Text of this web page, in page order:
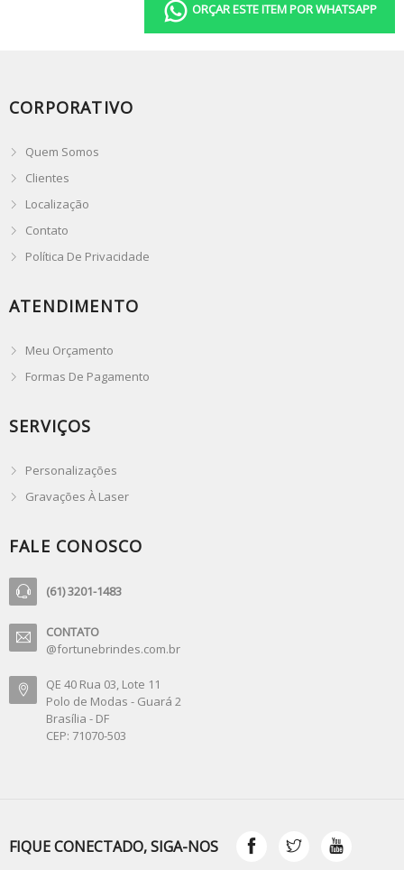
ORÇAR ESTE ITEM POR WHATSAPP
CORPORATIVO
Quem Somos
Clientes
Localização
Contato
Política De Privacidade
ATENDIMENTO
Meu Orçamento
Formas De Pagamento
SERVIÇOS
Personalizações
Gravações À Laser
FALE CONOSCO
(61) 3201-1483
CONTATO
@fortunebrindes.com.br
QE 40 Rua 03, Lote 11
Polo de Modas - Guará 2
Brasília - DF
CEP: 71070-503
FIQUE CONECTADO, SIGA-NOS